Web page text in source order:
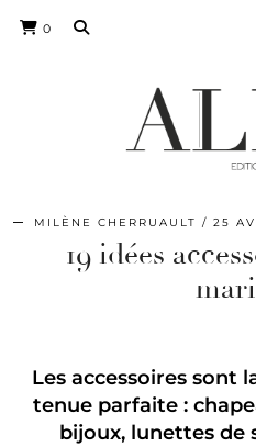
0
MILÈNE CHERRUAULT 25
19 idées
Les accessoires sont
tenue parfaite :
bijoux, lunettes de